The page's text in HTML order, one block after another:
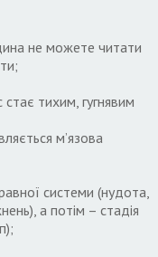
не можете читати
тихим, гугнявим
м’язова
системи (нудота,
а потім – стадія